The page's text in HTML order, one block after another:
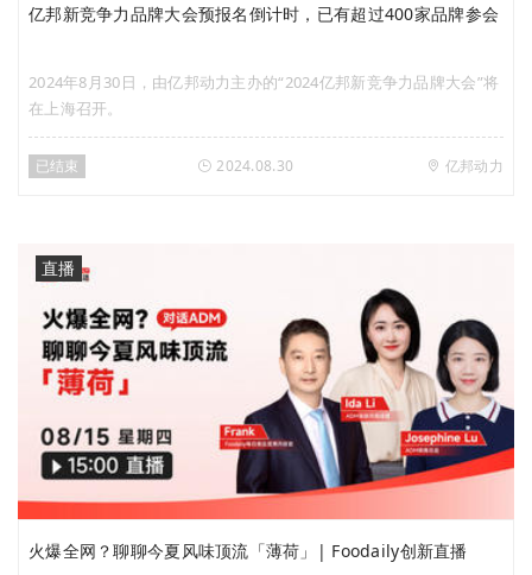
亿邦新竞争力品牌大会预报名倒计时，已有超过400家品牌参会
2024年8月30日，由亿邦动力主办的“2024亿邦新竞争力品牌大会”将
在上海召开。
已结束 2024.08.30 亿邦动力
直播
火爆全网？聊聊今夏风味顶流「薄荷」| Foodaily创新直播